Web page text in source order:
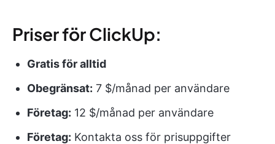
Priser för ClickUp:
Gratis för alltid
Obegränsat: 7 $/månad per användare
Företag: 12 $/månad per användare
Företag: Kontakta oss för prisuppgifter